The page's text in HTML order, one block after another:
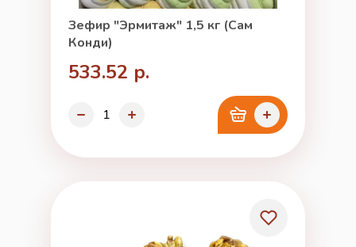
Зефир "Эрмитаж" 1,5 кг (Сам
Конди)
533.52 р.